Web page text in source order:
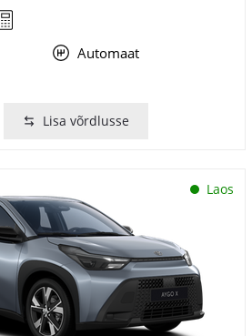
Automaat
Lisa võrdlusse
Laos